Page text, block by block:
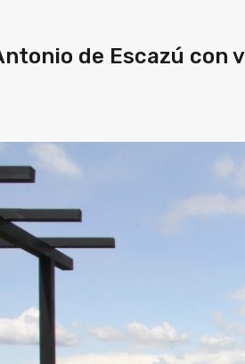
de Escazú con